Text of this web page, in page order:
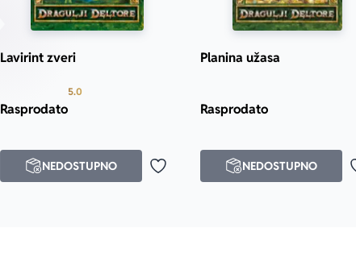
Lavirint zveri
5.0
Rasprodato
Dodaj u omiljene
NEDOSTUPNO
Planina užasa
Rasprodato
NEDOSTUPNO